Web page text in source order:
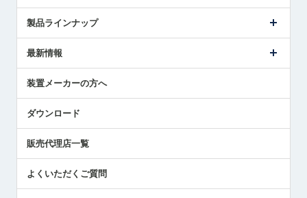
ごあいさつ
受賞履歴
採用情報
国/地域/言語
製品ラインナップ
ツールセッタ製品
エアマイクロセンサ製品
最新情報
メトロールの技術
社員ブログ
中小企業のBCP地震対策
センサのテクニカルガイド
社長ブログ
装置メーカーの方へ
ダウンロード
販売代理店一覧
よくいただくご質問